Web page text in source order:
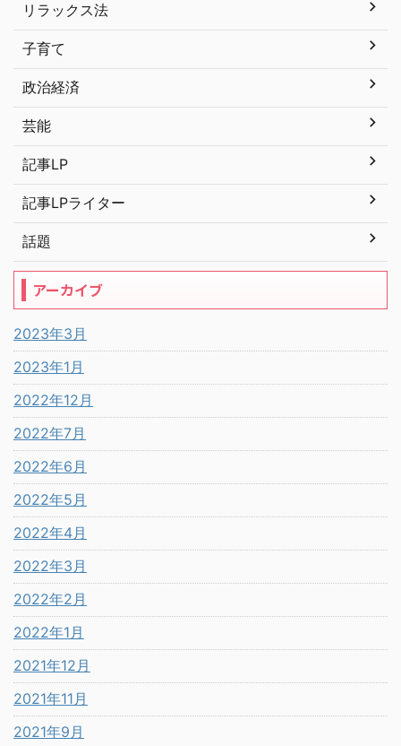
リラックス法
子育て
政治経済
芸能
記事LP
記事LPライター
話題
アーカイブ
2023年3月
2023年1月
2022年12月
2022年7月
2022年6月
2022年5月
2022年4月
2022年3月
2022年2月
2022年1月
2021年12月
2021年11月
2021年9月